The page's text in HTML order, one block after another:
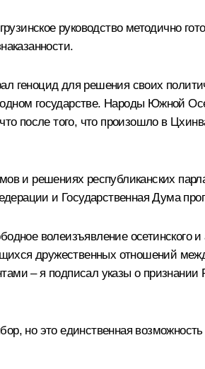
руководство методично
геноцид для решения своих
государстве. Народы Южной
после того, что произошло в
и решениях республиканских
и Государственная Дума
волеизъявление осетинского и
дружественных отношений
– я подписал указы о
но это единственная